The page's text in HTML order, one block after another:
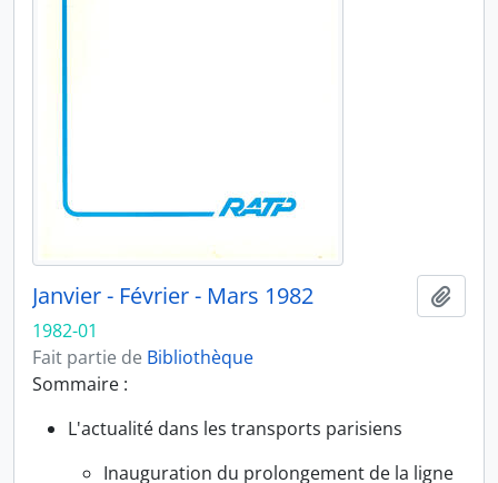
Janvier - Février - Mars 1982
1982-01
Fait partie de Bibliothèque
Sommaire :
L'actualité dans les transports parisiens
Inauguration du prolongement de la ligne